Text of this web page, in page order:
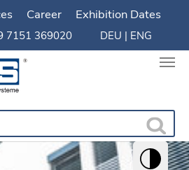
Career Exhibition Dates
369020 DEU | ENG